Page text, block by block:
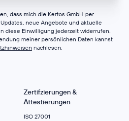
dass mich die Kertos GmbH per
neue Angebote und aktuelle
diese Einwilligung jederzeit widerrufen.
meiner persönlichen Daten kannst
nachlesen.
Zertifzierungen &
Attestierungen
ISO 27001